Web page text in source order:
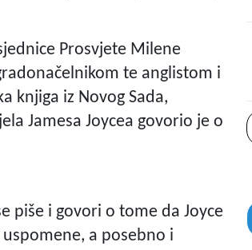
Prosvjete Milene
te anglistom i
knjiga iz Novog Sada,
Jamesa Joycea govorio je o
piše i govori o tome da Joyce
a posebno i